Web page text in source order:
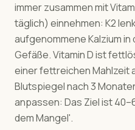
immer zusammen mit
täglich) einnehmen: K2
aufgenommene Kalzium
Gefäße. Vitamin D ist
einer fettreichen Mahlzeit
Blutspiegel nach 3
anpassen: Das Ziel ist
dem Mangel'.